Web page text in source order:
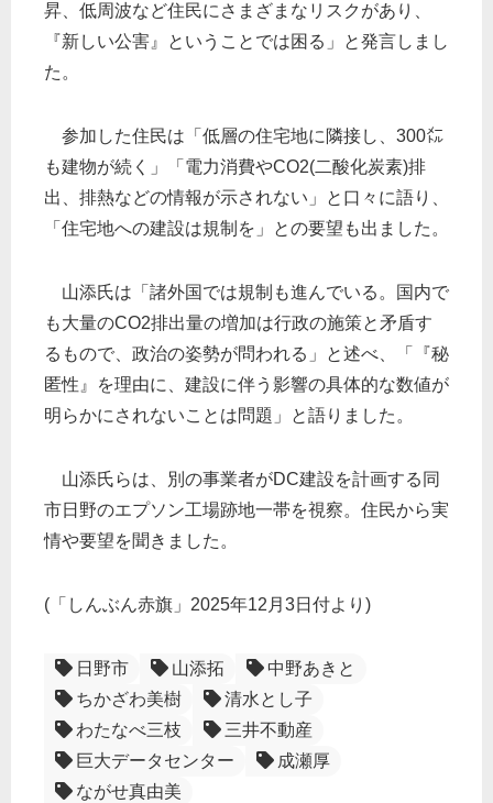
昇、低周波など住民にさまざまなリスクがあり、
『新しい公害』ということでは困る」と発言しまし
た。
参加した住民は「低層の住宅地に隣接し、300㍍
も建物が続く」「電力消費やCO2(二酸化炭素)排
出、排熱などの情報が示されない」と口々に語り、
「住宅地への建設は規制を」との要望も出ました。
山添氏は「諸外国では規制も進んでいる。国内で
も大量のCO2排出量の増加は行政の施策と矛盾す
るもので、政治の姿勢が問われる」と述べ、「『秘
匿性』を理由に、建設に伴う影響の具体的な数値が
明らかにされないことは問題」と語りました。
山添氏らは、別の事業者がDC建設を計画する同
市日野のエプソン工場跡地一帯を視察。住民から実
情や要望を聞きました。
(「しんぶん赤旗」2025年12月3日付より)
日野市 山添拓
中野あきと
ちかざわ美樹
清水とし子
わたなべ三枝
三井不動産
巨大データセンター
成瀬厚
ながせ真由美